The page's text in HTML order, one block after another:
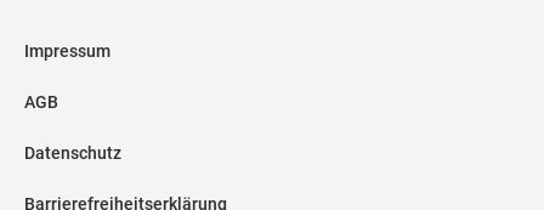
Impressum
AGB
Datenschutz
Barrierefreiheitserklärung